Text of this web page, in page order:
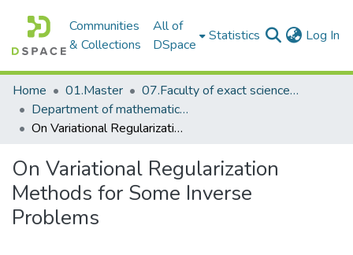
Communities
& Collections
All of
DSpace
Statistics Log In
Home 01.Master
07.Faculty of exact science_master
Department of mathematics_master
On Variational Regularization Methods for Some Inverse Problems
On Variational Regularization
Methods for Some Inverse
Problems